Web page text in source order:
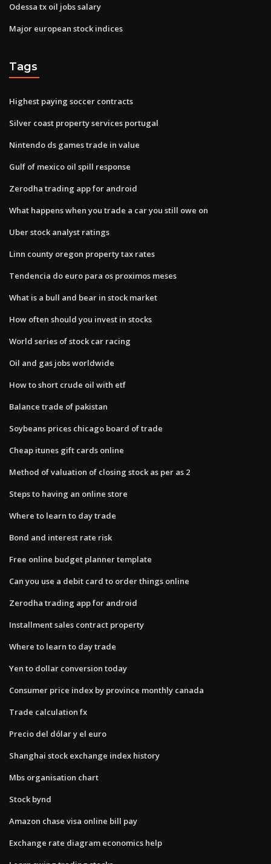
Odessa tx oil jobs salary
Major european stock indices
Tags
Highest paying soccer contracts
Silver coast property services portugal
Nintendo ds games trade in value
Gulf of mexico oil spill response
Zerodha trading app for android
What happens when you trade a car you still owe on
Uber stock analyst ratings
Linn county oregon property tax rates
Tendencia do euro para os proximos meses
What is a bull and bear in stock market
How often should you invest in stocks
World series of stock car racing
Oil and gas jobs worldwide
How to short crude oil with etf
Balance trade of pakistan
Soybeans prices chicago board of trade
Cheap itunes gift cards online
Method of valuation of closing stock as per as 2
Steps to having an online store
Where to learn to day trade
Bond and interest rate risk
Free online budget planner template
Can you use a debit card to order things online
Zerodha trading app for android
Installment sales contract property
Where to learn to day trade
Yen to dollar conversion today
Consumer price index by province monthly canada
Trade calculation fx
Precio del dólar y el euro
Shanghai stock exchange index history
Mbs organisation chart
Stock bynd
Amazon chase visa online bill pay
Exchange rate diagram economics help